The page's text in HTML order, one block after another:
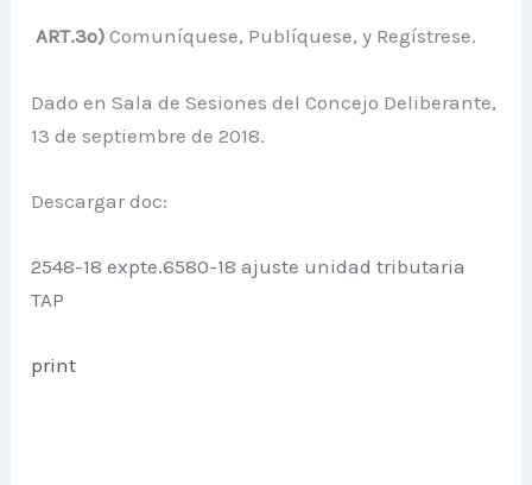
ART.3º)Comuníquese, Publíquese, y Regístrese.
Dado en Sala de Sesiones del Concejo Deliberante,
13 de septiembre de 2018.
Descargar doc:
2548-18 expte.6580-18 ajuste unidad tributaria
TAP
print